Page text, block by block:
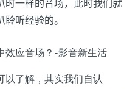
时一样的音场，此时我们就
听经验的。
以了解，其实我们自认